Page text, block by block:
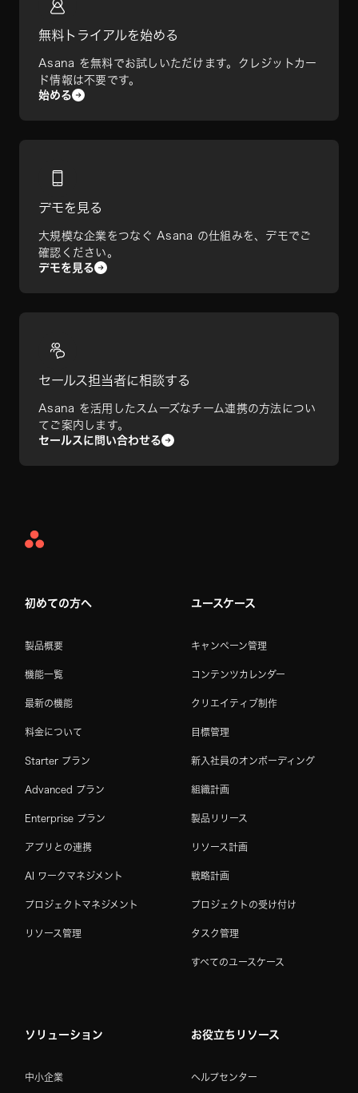
無料トライアルを始める
Asana を無料でお試しいただけます。クレジットカー
ド情報は不要です。
始める
デモを見る
大規模な企業をつなぐ Asana の仕組みを、デモでご
確認ください。
デモを見る
セールス担当者に相談する
Asana を活用したスムーズなチーム連携の方法につい
てご案内します。
セールスに問い合わせる
Asana
初めての方へ
製品概要
機能一覧
最新の機能
料金について
Starter プラン
Advanced プラン
Enterprise プラン
アプリとの連携
AI ワークマネジメント
プロジェクトマネジメント
リソース管理
ユースケース
キャンペーン管理
コンテンツカレンダー
クリエイティブ制作
目標管理
新入社員のオンボーディング
組織計画
製品リリース
リソース計画
戦略計画
プロジェクトの受け付け
タスク管理
すべてのユースケース
ソリューション
中小企業
お役立ちリソース
ヘルプセンター